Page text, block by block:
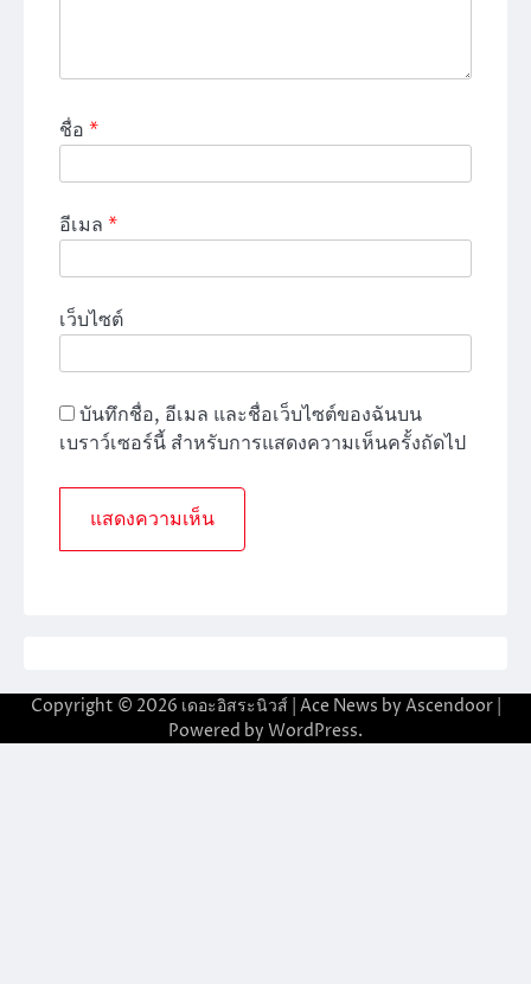
ชื่อ *
อีเมล *
เว็บไซต์
บันทึกชื่อ, อีเมล และชื่อเว็บไซต์ของฉันบน
เบราว์เซอร์นี้ สำหรับการแสดงความเห็นครั้งถัดไป
Copyright © 2026 เดอะอิสระนิวส์ | Ace News by Ascendoor|
Powered by WordPress.